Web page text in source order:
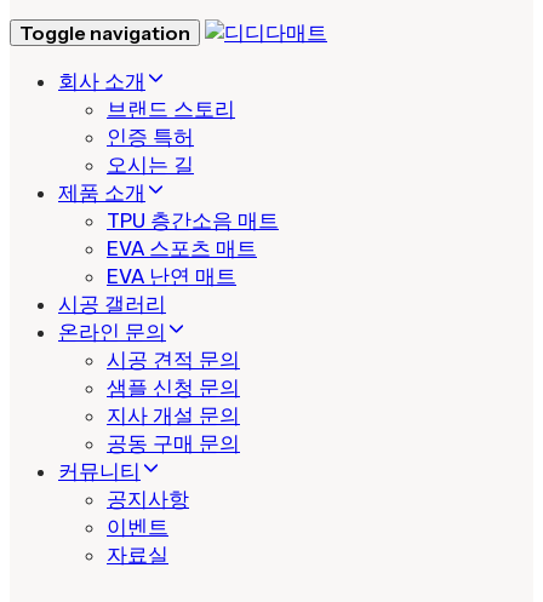
Toggle navigation
회사 소개
브랜드 스토리
인증 특허
오시는 길
제품 소개
TPU 층간소음 매트
EVA 스포츠 매트
EVA 난연 매트
시공 갤러리
온라인 문의
시공 견적 문의
샘플 신청 문의
지사 개설 문의
공동 구매 문의
커뮤니티
공지사항
이벤트
자료실